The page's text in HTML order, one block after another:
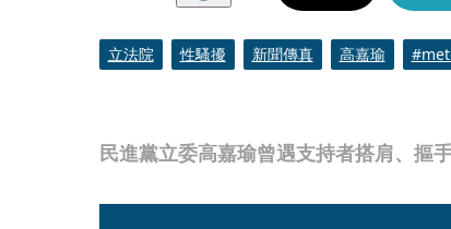
民進黨立委高嘉瑜曾遇支持者搭肩、摳
立法院 性騷擾 新聞傳真 高嘉瑜